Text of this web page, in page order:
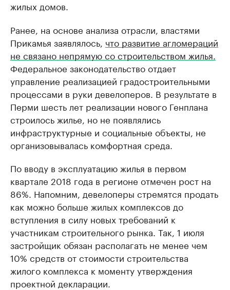
жилых домов.
Ранее, на основе анализа отрасли, властями
Прикамья заявлялось, что развитие агломераций
не связано непрямую со строительством жилья.
Федеральное законодательство отдает
управление реализацией градостроительными
процессами в руки девелоперов. В результате в
Перми шесть лет реализации нового Генплана
строилось жилье, но не появлялись
инфраструктурные и социальные объекты, не
организовывалась комфортная среда.
По вводу в эксплуатацию жилья в первом
квартале 2018 года в регионе отмечен рост на
86%. Напомним, девелоперы стремятся продать
как можно больше жилых комплексов до
вступления в силу новых требований к
участникам строительного рынка. Так, 1 июля
застройщик обязан располагать не менее чем
10% средств от стоимости строительства
жилого комплекса к моменту утверждения
проектной декларации.